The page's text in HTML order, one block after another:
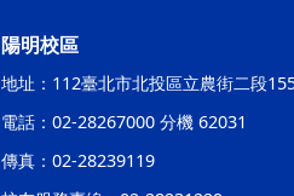
陽明校區
地址：112臺北市北投區立農街二段
電話：02-28267000 分機 62031
傳真：02-28239119